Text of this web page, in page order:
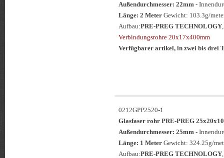
Außendurchmesser: 22mm -
Länge: 2 Meter Gewicht: 103.3g/
Aufbau:PRE-PREG TECHNOLOGY
Verbindungsrohre 20x17x400mm
Verfügbarer artikel, in zwei bis drei
0212GPP2520-1
Glasfaser rohr PRE-PREG
Außendurchmesser: 25mm -
Länge: 1 Meter Gewicht: 324.25g/
Aufbau:PRE-PREG TECHNOLOGY